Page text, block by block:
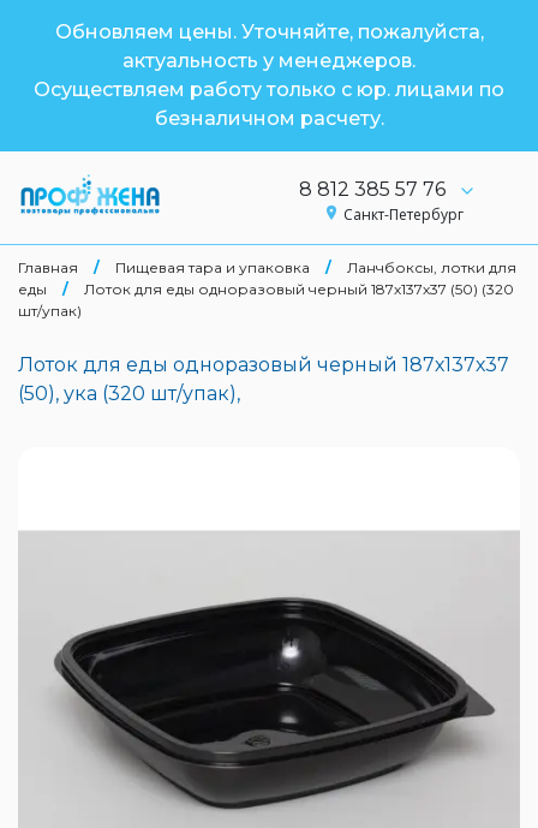
Обновляем цены. Уточняйте, пожалуйста,
актуальность у менеджеров.
Осуществляем работу только с юр. лицами по
безналичном расчету.
8 812 385 57 76
Санкт-Петербург
Главная / Пищевая тара и упаковка /
Ланчбоксы, лотки для
еды
/
Лоток для еды одноразовый черный 187х137х37 (50) (320
шт/упак)
Лоток для еды одноразовый черный 187х137х37
(50), ука (320 шт/упак),